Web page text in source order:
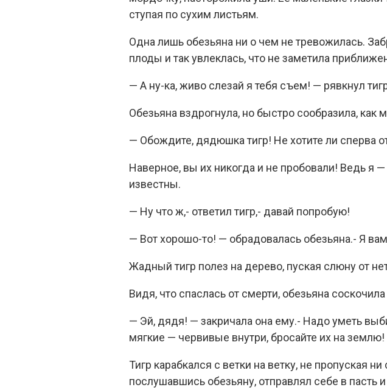
ступая по сухим листьям.
Одна лишь обезьяна ни о чем не тревожилась.
плоды и так увлеклась, что не заметила
— А ну-ка, живо слезай я тебя съем! — рявкнул
Обезьяна вздрогнула, но быстро сообразила, как
— Обождите, дядюшка тигр! Не хотите ли сперва
Наверное, вы их никогда и не пробовали! Ведь я
известны.
— Ну что ж,- ответил тигр,- давай попробую!
— Вот хорошо-то! — обрадовалась обезьяна.- Я
Жадный тигр полез на дерево, пуская слюну от
Видя, что спаслась от смерти, обезьяна
— Эй, дядя! — закричала она ему.- Надо уметь
мягкие — червивые внутри, бросайте их на землю!
Тигр карабкался с ветки на ветку, не пропуская
послушавшись обезьяну, отправлял себе в